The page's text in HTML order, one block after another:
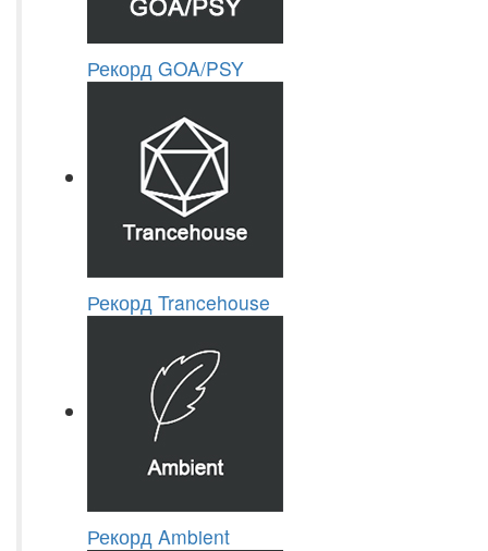
Рекорд GOA/PSY
Рекорд Trancehouse
Рекорд Ambient